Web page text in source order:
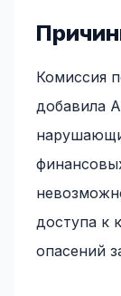
Комиссия
добавила
доступа к
опасений